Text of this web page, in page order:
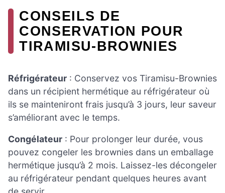
CONSEILS DE
CONSERVATION POUR
TIRAMISU-BROWNIES
Réfrigérateur : Conservez vos Tiramisu-Brownies
dans un récipient hermétique au réfrigérateur où
ils se mainteniront frais jusqu’à 3 jours, leur saveur
s’améliorant avec le temps.
Congélateur : Pour prolonger leur durée, vous
pouvez congeler les brownies dans un emballage
hermétique jusqu’à 2 mois. Laissez-les décongeler
au réfrigérateur pendant quelques heures avant